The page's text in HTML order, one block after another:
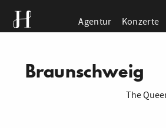
Agentur Konzerte
Braunschweig
The